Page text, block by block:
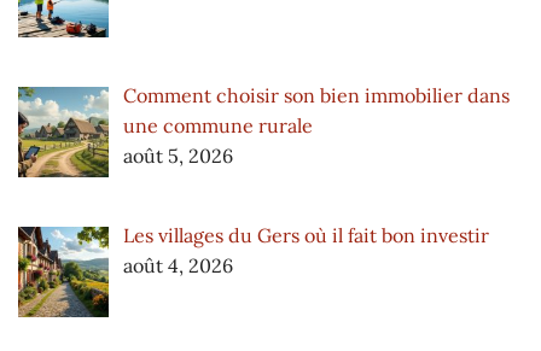
Comment choisir son bien immobilier dans
une commune rurale
août 5, 2026
Les villages du Gers où il fait bon investir
août 4, 2026